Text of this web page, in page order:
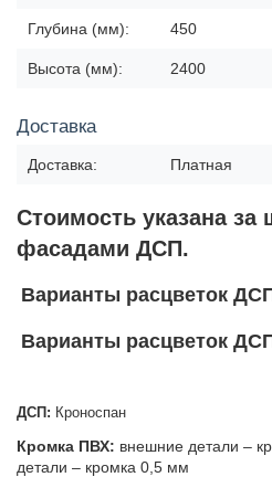
Глубина (мм): 450
Высота (мм): 2400
Доставка
Доставка: Платная
Стоимость указана за
фасадами ДСП.
Варианты расцветок
Варианты расцветок
ДСП: Кроноспан
Кромка ПВХ: внешние детали –
детали – кромка 0,5 мм